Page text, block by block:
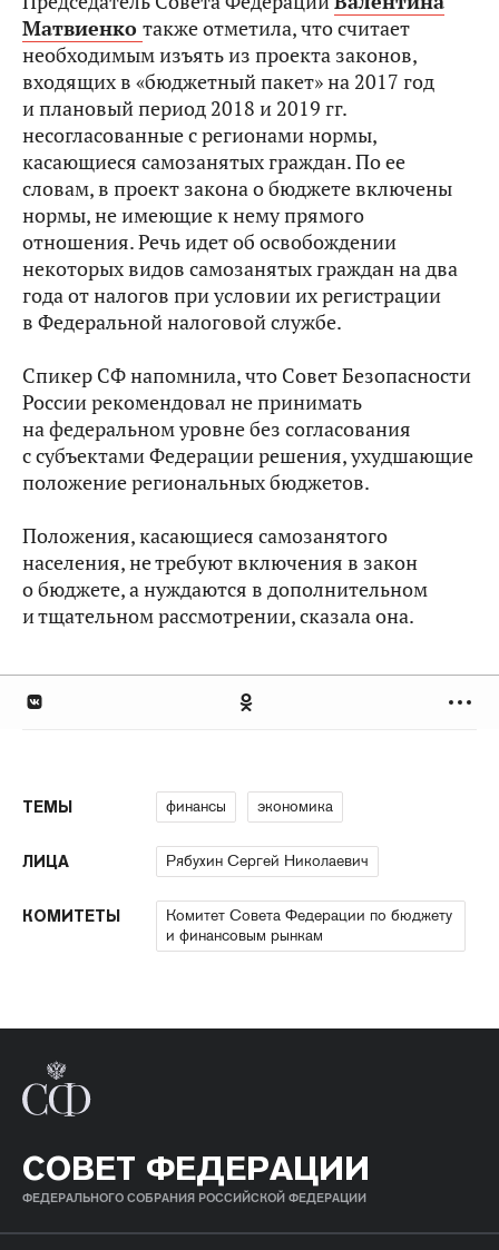
Матвиенко также отметила, что считает
необходимым изъять из проекта законов,
входящих в «бюджетный пакет» на 2017 год
и плановый период 2018 и 2019 гг.
несогласованные с регионами нормы,
касающиеся самозанятых граждан. По ее
словам, в проект закона о бюджете включены
нормы, не имеющие к нему прямого
отношения. Речь идет об освобождении
некоторых видов самозанятых граждан на два
года от налогов при условии их регистрации
в Федеральной налоговой службе.
Спикер СФ напомнила, что Совет Безопасности
России рекомендовал не принимать
на федеральном уровне без согласования
с субъектами Федерации решения, ухудшающие
положение региональных бюджетов.
Положения, касающиеся самозанятого
населения, не требуют включения в закон
о бюджете, а нуждаются в дополнительном
и тщательном рассмотрении, сказала она.
ТЕМЫ финансы экономика
ЛИЦА Рябухин Сергей Николаевич
КОМИТЕТЫ
Комитет Совета Федерации по бюджету
и финансовым рынкам
СОВЕТ ФЕДЕРАЦИИ
ФЕДЕРАЛЬНОГО СОБРАНИЯ РОССИЙСКОЙ ФЕДЕРАЦИИ